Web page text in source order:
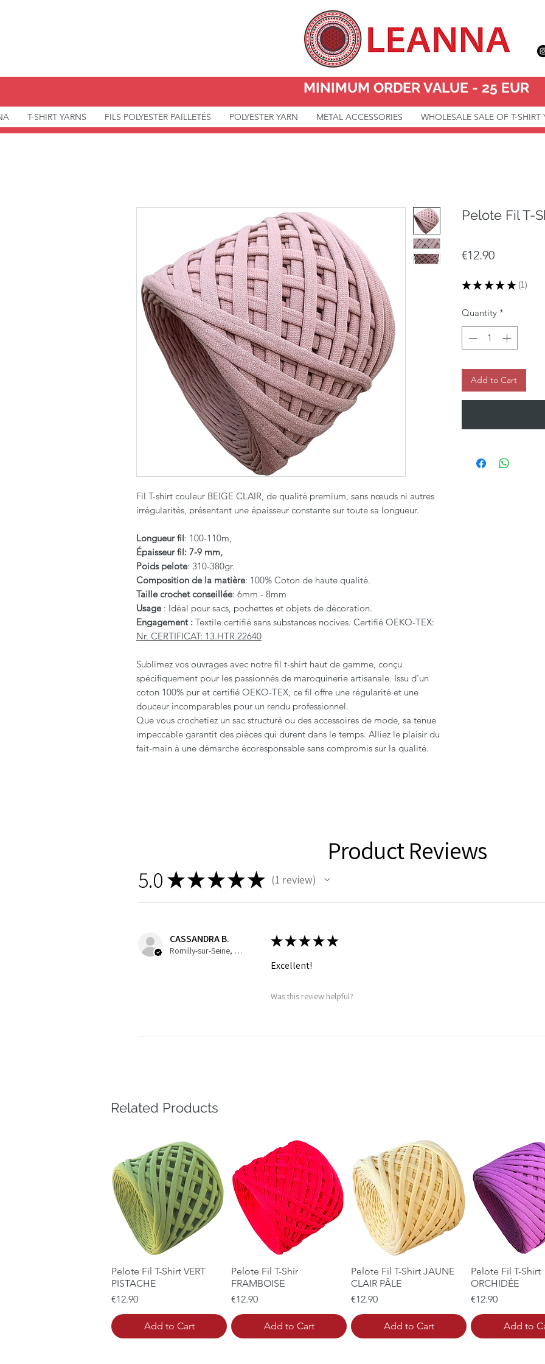
MINIMUM ORDER VALUE - 25 EUR
T-SHIRT YARNS FILS POLYESTER PAILLETÉS POLYESTER YARN METAL ACCESSORIES WHOLESALE SALE OF T-SHIRT
Fil T-shirt couleur BEIGE CLAIR, de qualité premium, sans nœuds ni autres
irrégularités, présentant une épaisseur constante sur toute sa longueur.
Longueur fil: 100-110m,
Épaisseur fil: 7-9 mm,
Poids pelote: 310-380gr.
Composition de la matière: 100% Coton de haute qualité.
Taille crochet conseillée: 6mm - 8mm
Usage : Idéal pour sacs, pochettes et objets de décoration.
Engagement : Textile certifié sans substances nocives. Certifié OEKO-TEX:
Nr. CERTIFICAT: 13.HTR.22640
Sublimez vos ouvrages avec notre fil t-shirt haut de gamme, conçu
spécifiquement pour les passionnés de maroquinerie artisanale. Issu d'un
coton 100% pur et certifié OEKO-TEX, ce fil offre une régularité et une
douceur incomparables pour un rendu professionnel.
Que vous crochetiez un sac structuré ou des accessoires de mode, sa tenue
impeccable garantit des pièces qui durent dans le temps. Alliez le plaisir du
fait-main à une démarche écoresponsable sans compromis sur la qualité.
Pelote Fil T-
€12.90Price
★ ★ ★ ★ ★ 1
1
Quantity *
Add to Cart
Product Reviews
5.0 ★★★★★ 1 review
CASSANDRA B.
Romilly-sur-Seine, Grand-Est
★★★★★
Excellent!
Was this review helpful?
Related Products
Quick View
Pelote Fil T-Shirt VERT
PISTACHE
Price
€12.90
Add to Cart
Quick View
Pelote Fil T-Shir
FRAMBOISE
Price
€12.90
Add to Cart
Quick View
Pelote Fil T-Shirt JAUNE
CLAIR PÂLE
Price
€12.90
Add to Cart
Quick View
Pelote Fil T-Shirt
ORCHIDÉE
Price
€12.90
Add to